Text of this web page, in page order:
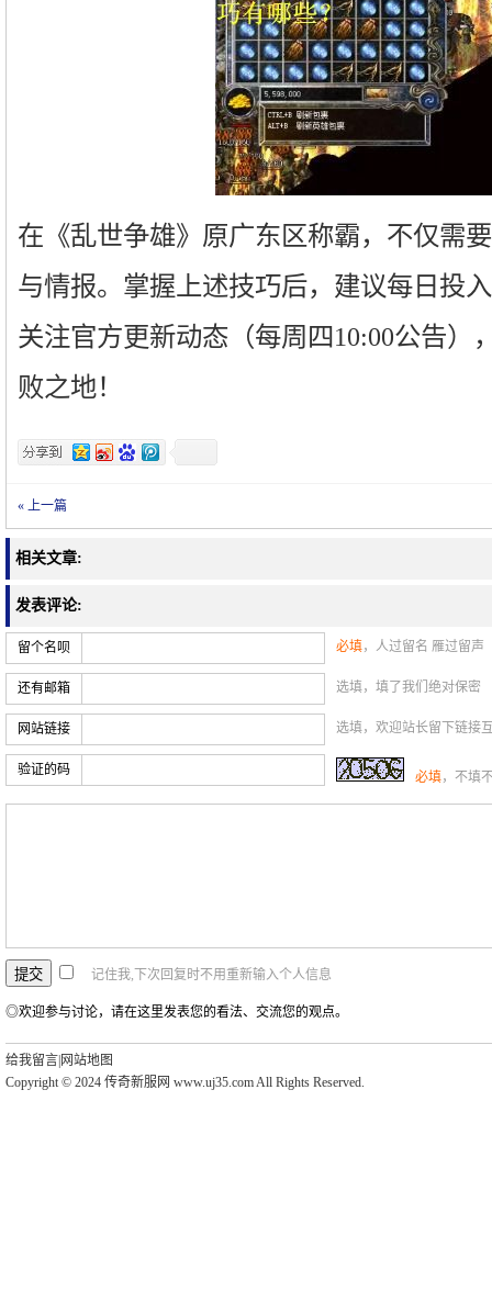
在《乱世争雄》原广东区称霸，不仅需
与情报。掌握上述技巧后，建议每日投
关注官方更新动态（每周四10:00公告）
败之地！
« 上一篇
相关文章:
发表评论:
留个名呗 必填，人过留名 雁过留声
还有邮箱 选填，填了我们绝对保密
网站链接 选填，欢迎站长留下链接
验证的码 必填，不填
记住我,下次回复时不用重新输入个人信息
◎欢迎参与讨论，请在这里发表您的看法、交流您的观点。
给我留言 网站地图
Copyright © 2024 传奇新服网 www.uj35.com All Rights Reserved.